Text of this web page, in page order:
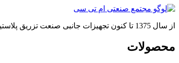
از سال 1375 تا کنون تجهیزات جانبی صنعت تزریق پلاستیک را با بالاترین کیفیت و خدمات پس از فروش تولید کرده‌ایم.
محصولات